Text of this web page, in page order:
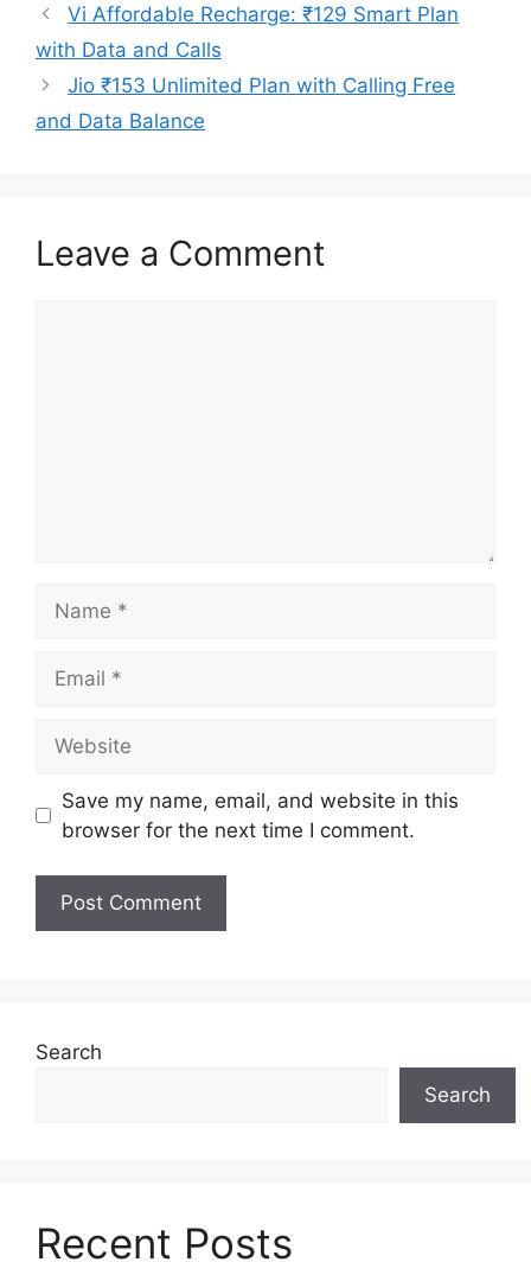
Vi Affordable Recharge: ₹129 Smart Plan
with Data and Calls
Jio ₹153 Unlimited Plan with Calling Free
and Data Balance
Leave a Comment
Save my name, email, and website in this
browser for the next time I comment.
Search
Search
Recent Posts